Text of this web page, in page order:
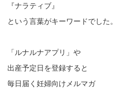
『ナラティブ』
という言葉がキーワードでした。
「ルナルナアプリ」や
出産予定日を登録すると
毎日届く妊婦向けメルマガ